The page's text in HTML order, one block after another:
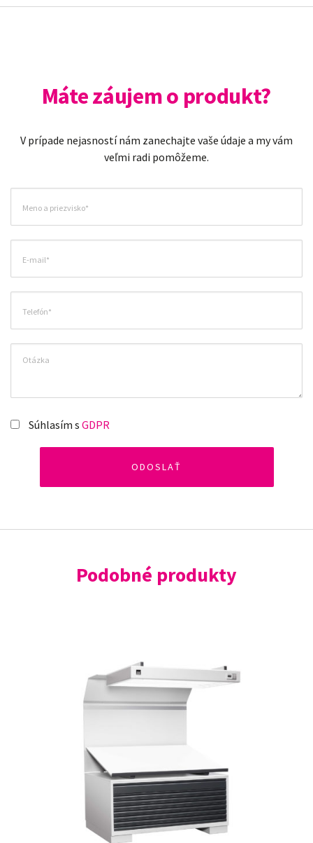
Máte záujem o produkt?
V prípade nejasností nám zanechajte vaše údaje a my vám
veľmi radi pomôžeme.
Súhlasím s GDPR
Podobné produkty